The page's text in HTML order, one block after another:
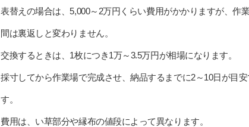
表替えの場合は、5,000～2万円くらい費用がかかりますが、作
間は裏返しと変わりません。
交換するときは、1枚につき1万～3.5万円が相場になります。
採寸してから作業場で完成させ、納品するまでに2～10日が目
す。
費用は、い草部分や縁布の値段によって異なります。